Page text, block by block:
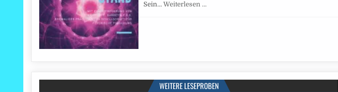
Sein…Weiterlesen …
WEITERE LESEPROBEN